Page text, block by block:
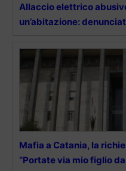
Allaccio elettrico
un’abitazione:
Mafia a Catania, la
“Portate via mio figlio